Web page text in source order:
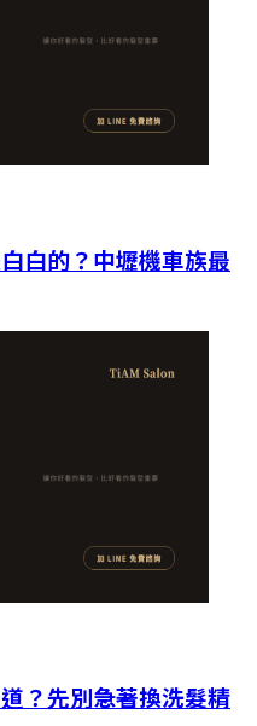
白的？中壢機車族最
？先別急著換洗髮精